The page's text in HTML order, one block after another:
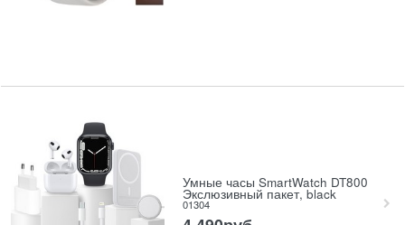
Умные часы SmartWatch DT800
Экслюзивный пакет, black
01304